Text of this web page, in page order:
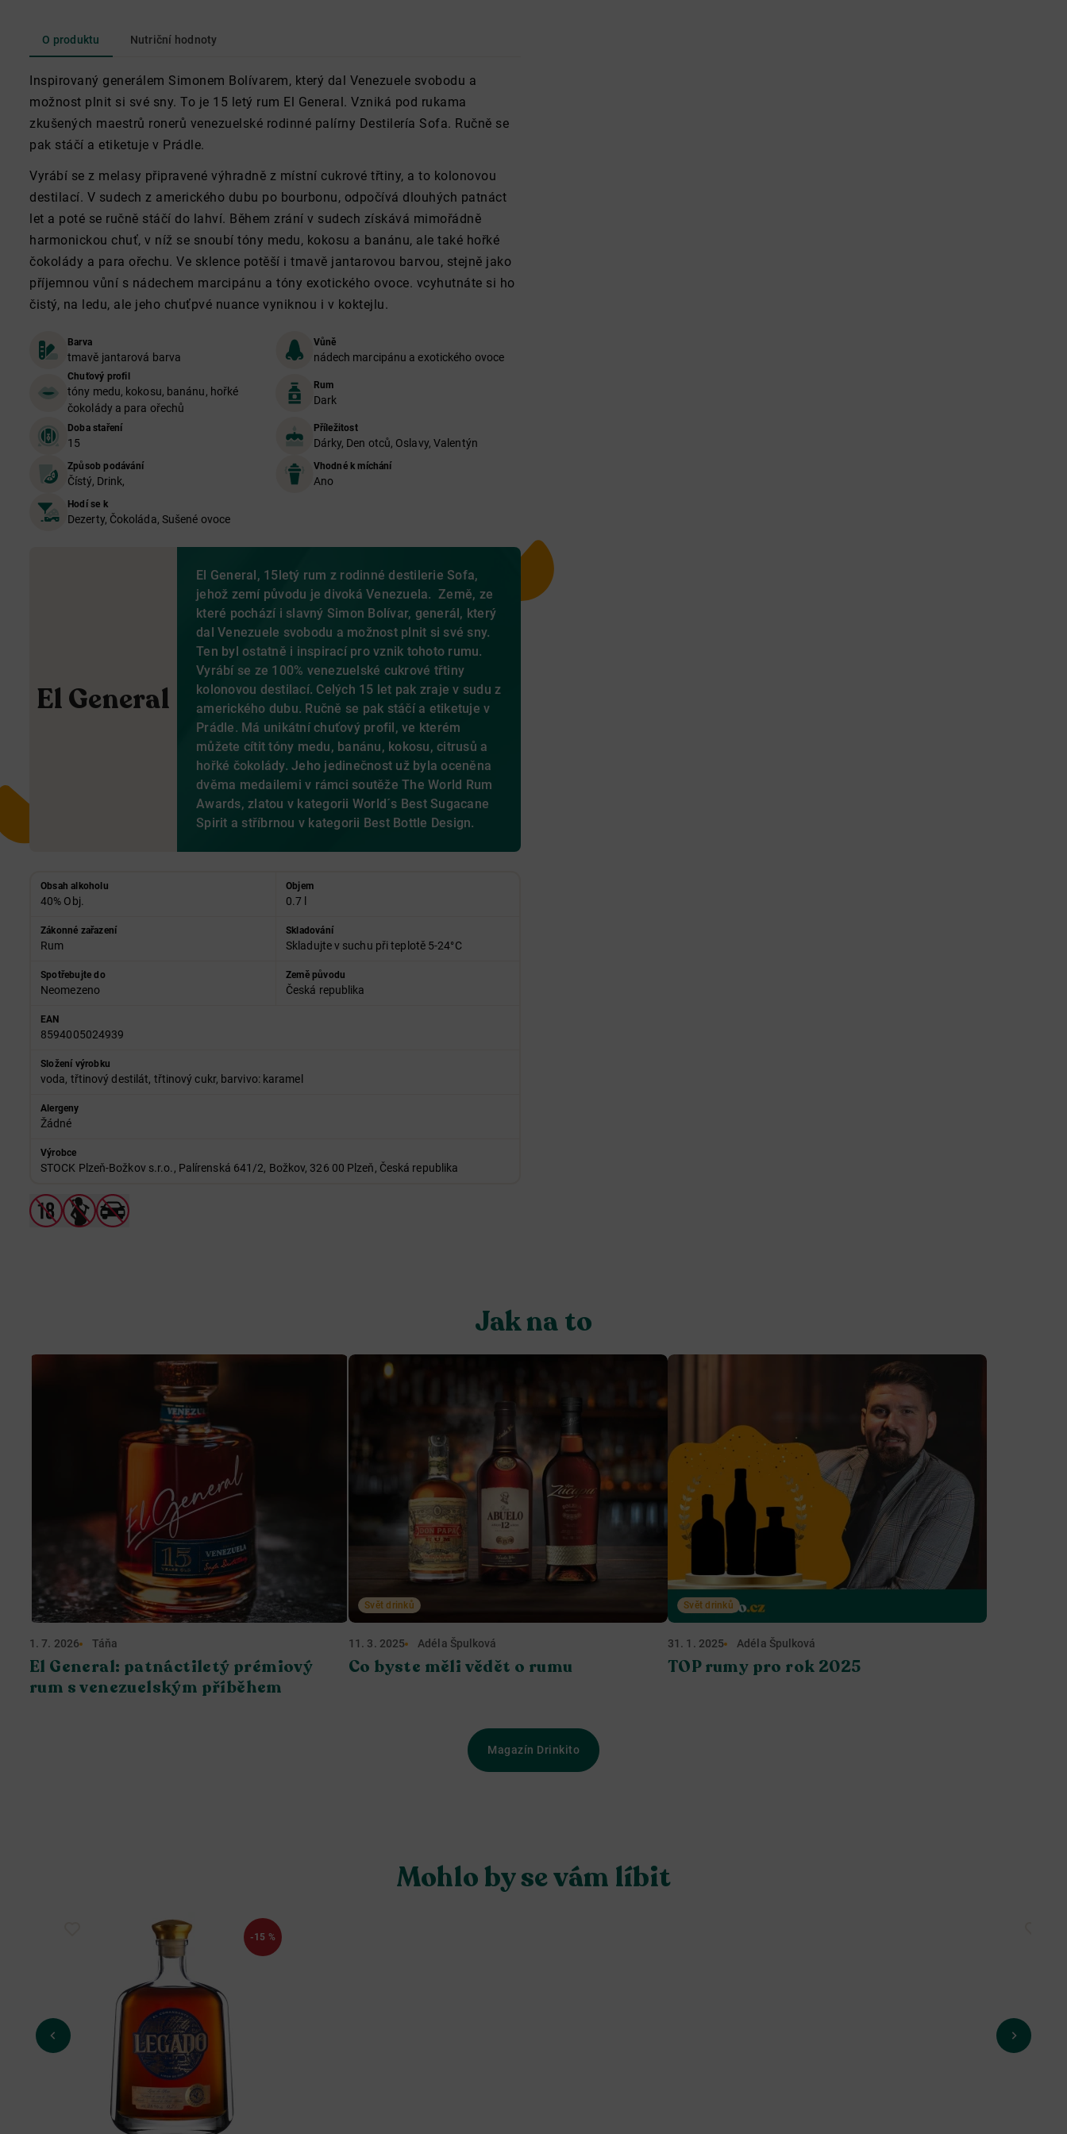
O produktu Nutriční hodnoty
Inspirovaný generálem Simonem Bolívarem, který dal Venezuele svobodu a
možnost plnit si své sny. To je 15 letý rum El General. Vzniká pod rukama
zkušených maestrů ronerů venezuelské rodinné palírny Destilería Sofa. Ručně se
pak stáčí a etiketuje v Prádle.
Vyrábí se z melasy připravené výhradně z místní cukrové třtiny, a to kolonovou
destilací. V sudech z amerického dubu po bourbonu, odpočívá dlouhých patnáct
let a poté se ručně stáčí do lahví. Během zrání v sudech získává mimořádně
harmonickou chuť, v níž se snoubí tóny medu, kokosu a banánu, ale také hořké
čokolády a para ořechu. Ve sklence potěší i tmavě jantarovou barvou, stejně jako
příjemnou vůní s nádechem marcipánu a tóny exotického ovoce. vcyhutnáte si ho
čistý, na ledu, ale jeho chuťpvé nuance vyniknou i v koktejlu.
Barva
tmavě jantarová barva
Vůně
nádech marcipánu a exotického ovoce
Chuťový profil
tóny medu, kokosu, banánu, hořké
čokolády a para ořechů
Rum
Dark
Doba staření
15
Příležitost
Dárky, Den otců, Oslavy, Valentýn
Způsob podávání
Čístý, Drink,
Vhodné k míchání
Ano
Hodí se k
Dezerty, Čokoláda, Sušené ovoce
El General
El General, 15letý rum z rodinné destilerie Sofa,
jehož zemí původu je divoká Venezuela. Země, ze
které pochází i slavný Simon Bolívar, generál, který
dal Venezuele svobodu a možnost plnit si své sny.
Ten byl ostatně i inspirací pro vznik tohoto rumu.
Vyrábí se ze 100% venezuelské cukrové třtiny
kolonovou destilací. Celých 15 let pak zraje v sudu z
amerického dubu. Ručně se pak stáčí a etiketuje v
Prádle. Má unikátní chuťový profil, ve kterém
můžete cítit tóny medu, banánu, kokosu, citrusů a
hořké čokolády. Jeho jedinečnost už byla oceněna
dvěma medailemi v rámci soutěže The World Rum
Awards, zlatou v kategorii World´s Best Sugacane
Spirit a stříbrnou v kategorii Best Bottle Design.
Obsah alkoholu
40% Obj.
Objem
0.7 l
Zákonné zařazení
Rum
Skladování
Skladujte v suchu při teplotě 5-24°C
Spotřebujte do
Neomezeno
Země původu
Česká republika
EAN
8594005024939
Složení výrobku
voda, třtinový destilát, třtinový cukr, barvivo: karamel
Alergeny
Žádné
Výrobce
STOCK Plzeň-Božkov s.r.o., Palírenská 641/2, Božkov, 326 00 Plzeň, Česká republika
Jak na to
1. 7. 2026 Táňa
El General: patnáctiletý prémiový
rum s venezuelským příběhem
Svět drinků
11. 3. 2025 Adéla Špulková
Co byste měli vědět o rumu
Svět drinků
31. 1. 2025 Adéla Špulková
TOP rumy pro rok 2025
Magazín Drinkito
Mohlo by se vám líbit
-15 %